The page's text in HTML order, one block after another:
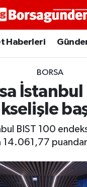
Haberleri
BORSA
BIST 100
14.061,77